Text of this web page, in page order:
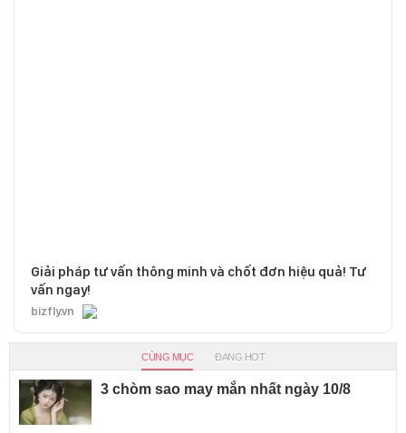
Giải pháp tư vấn thông minh và chốt đơn hiệu quả! Tư
vấn ngay!
bizfly.vn
CÙNG MỤC ĐANG HOT
3 chòm sao may mắn nhất ngày 10/8